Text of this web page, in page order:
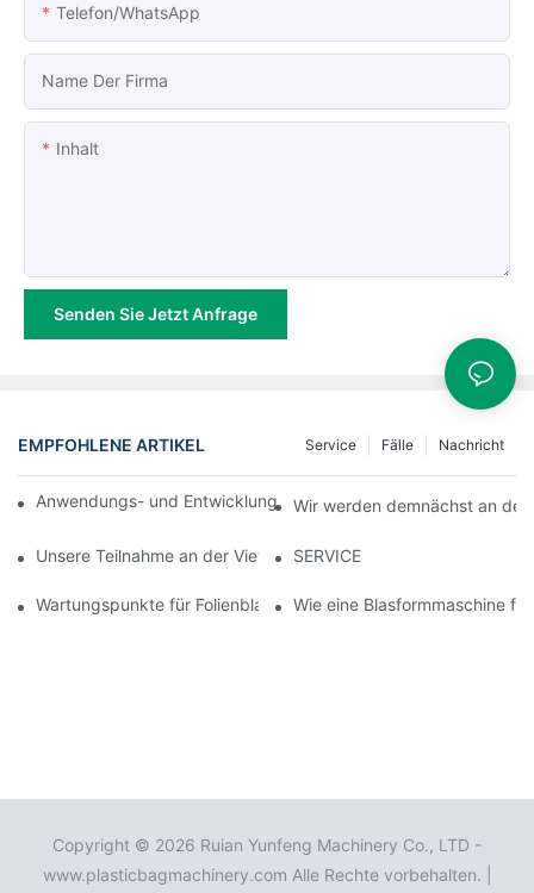
Telefon/WhatsApp
Name Der Firma
Inhalt
Senden Sie Jetzt Anfrage
EMPFOHLENE ARTIKEL Nachricht
Fälle
Service
Anwendungs- und Entwicklungstrends von Folienblasmaschinen
Wir werden demnächst an
Unsere Teilnahme an der Vietnam 2025 Plastics & Rubber
SERVICE
Wartungspunkte für FolienblasmaschinenWie eine Blasformmaschine
Copyright © 2026 Ruian Yunfeng Machinery Co., LTD -
www.plasticbagmachinery.com Alle Rechte vorbehalten. |